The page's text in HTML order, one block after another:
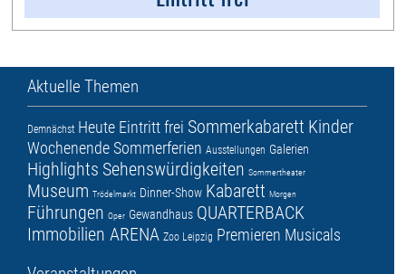
Aktuelle Themen
Demnächst Heute Eintritt frei Sommerkabarett Kinder
WochenendeSommerferien Ausstellungen Galerien
Highlights Sehenswürdigkeiten Sommertheater
Museum Trödelmarkt Dinner-Show Kabarett Morgen
Führungen Oper Gewandhaus QUARTERBACK
Immobilien ARENA Zoo Leipzig Premieren Musicals